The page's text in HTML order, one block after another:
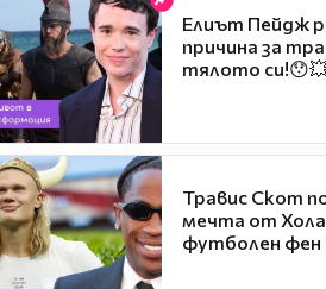
Елиът Пейдж
причина за
тялото
Травис Скот
мечта от
футболен фен